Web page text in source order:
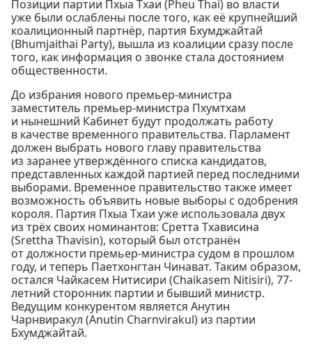
Позиции партии Пхыа Тхаи (Pheu Thai) во власти
уже были ослаблены после того, как её крупнейший
коалиционный партнёр, партия Бхумджайтай
(Bhumjaithai Party), вышла из коалиции сразу после
того, как информация о звонке стала достоянием
общественности.
До избрания нового премьер-министра
заместитель премьер-министра Пхумтхам
и нынешний Кабинет будут продолжать работу
в качестве временного правительства. Парламент
должен выбрать нового главу правительства
из заранее утверждённого списка кандидатов,
представленных каждой партией перед последними
выборами. Временное правительство также имеет
возможность объявить новые выборы с одобрения
короля. Партия Пхыа Тхаи уже использовала двух
из трёх своих номинантов: Сретта Тхависина
(Srettha Thavisin), который был отстранён
от должности премьер-министра судом в прошлом
году, и теперь Паетхонгтан Чинават. Таким образом,
остался Чайкасем Нитисири (Chaikasem Nitisiri), 77-
летний сторонник партии и бывший министр.
Ведущим конкурентом является Анутин
Чарнвиракул (Anutin Charnvirakul) из партии
Бхумджайтай.